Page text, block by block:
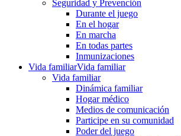
Seguridad y Prevención
Durante el juego
En el hogar
En marcha
En todas partes
Inmunizaciones
Vida familiarVida familiar
Vida familiar
Dinámica familiar
Hogar médico
Medios de comunicación
Participe en su comunidad
Poder del juego